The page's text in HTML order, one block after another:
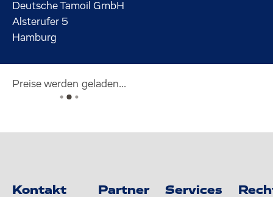
Deutsche Tamoil GmbH
Alsterufer 5
Hamburg
Preise werden geladen...
Kontakt Partner Services